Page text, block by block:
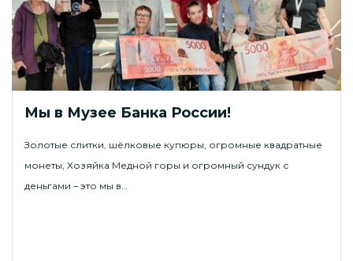
Мы в Музее Банка России!
Золотые слитки, шёлковые купюры, огромные квадратные
монеты, Хозяйка Медной горы и огромный сундук с
деньгами – это мы в…